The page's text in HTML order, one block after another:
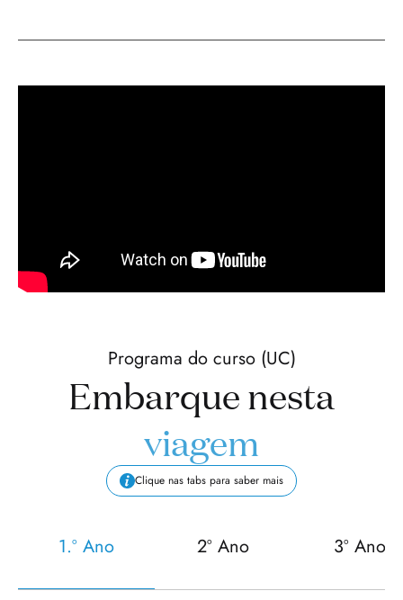
Programa do curso (UC)
Embarque nesta
viagem
Clique nas tabs para saber mais
1.º Ano 2º Ano 3º Ano